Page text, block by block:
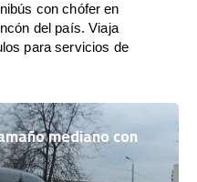
con chófer en
del país. Viaja
para servicios de
mediano con